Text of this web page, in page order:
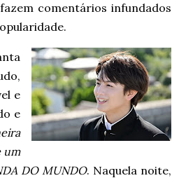
comentários infundados
e
e
um
DO MUNDO. Naquela noite,